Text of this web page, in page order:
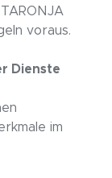
voraus.
Dienste
im